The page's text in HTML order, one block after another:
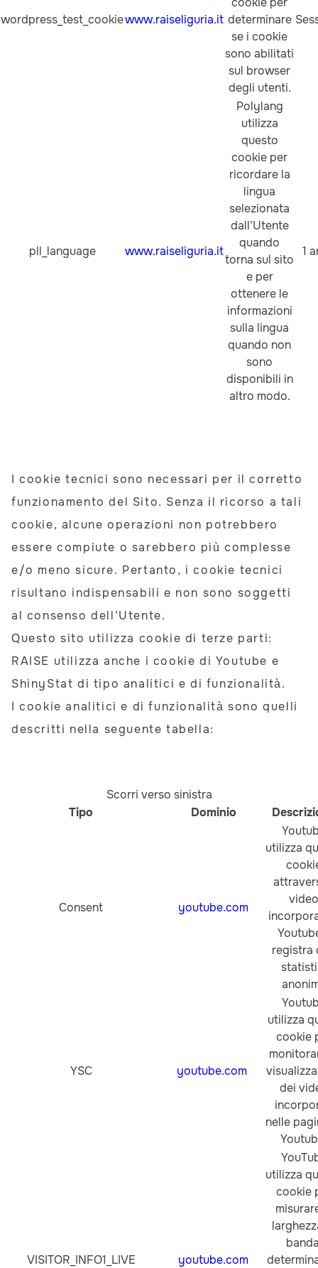
wordpress_test_cookiewww.raiseliguria.it determinare
se i cookie
sono abilitati
sul browser
degli utenti.
pll_language www.raiseliguria.it
Polylang
utilizza
questo
cookie per
ricordare la
lingua
selezionata
dall’Utente
quando
torna sul sito
e per
ottenere le
informazioni
sulla lingua
quando non
sono
disponibili in
altro modo.
1
I cookie tecnici sono necessari per il corretto
funzionamento del Sito. Senza il ricorso a tali
cookie, alcune operazioni non potrebbero
essere compiute o sarebbero più complesse
e/o meno sicure. Pertanto, i cookie tecnici
risultano indispensabili e non sono soggetti
al consenso dell’Utente.
Questo sito utilizza cookie di terze parti:
RAISE utilizza anche i cookie di Youtube e
ShinyStat di tipo analitici e di funzionalità.
I cookie analitici e di funzionalità sono quelli
descritti nella seguente tabella:
Scorri verso sinistra
Tipo
Dominio
Consent youtube.com
utilizza
video
registra
YSC youtube.com
utilizza
cookie
dei
nelle
VISITOR_INFO1_LIVE youtube.com
utilizza
cookie